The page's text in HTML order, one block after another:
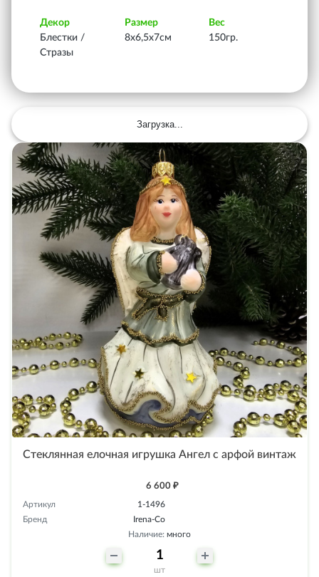
Декор
Блестки /
Стразы
Размер
8х6,5х7см
Вес
150гр.
Загрузка...
Стеклянная елочная игрушка Ангел с арфой винтаж
6 600 ₽
Артикул
1-1496
Бренд
Irena-Co
Наличие: много
шт